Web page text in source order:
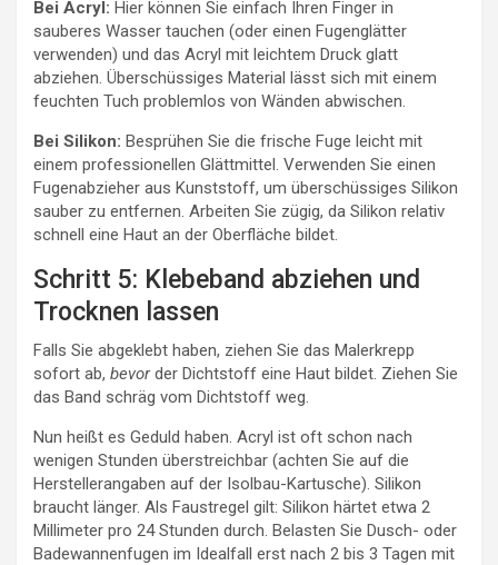
Bei Acryl: Hier können Sie einfach Ihren Finger in
sauberes Wasser tauchen (oder einen Fugenglätter
verwenden) und das Acryl mit leichtem Druck glatt
abziehen. Überschüssiges Material lässt sich mit einem
feuchten Tuch problemlos von Wänden abwischen.
Bei Silikon: Besprühen Sie die frische Fuge leicht mit
einem professionellen Glättmittel. Verwenden Sie einen
Fugenabzieher aus Kunststoff, um überschüssiges Silikon
sauber zu entfernen. Arbeiten Sie zügig, da Silikon relativ
schnell eine Haut an der Oberfläche bildet.
Schritt 5: Klebeband abziehen und
Trocknen lassen
Falls Sie abgeklebt haben, ziehen Sie das Malerkrepp
sofort ab, bevorder Dichtstoff eine Haut bildet. Ziehen Sie
das Band schräg vom Dichtstoff weg.
Nun heißt es Geduld haben. Acryl ist oft schon nach
wenigen Stunden überstreichbar (achten Sie auf die
Herstellerangaben auf der Isolbau-Kartusche). Silikon
braucht länger. Als Faustregel gilt: Silikon härtet etwa 2
Millimeter pro 24 Stunden durch. Belasten Sie Dusch- oder
Badewannenfugen im Idealfall erst nach 2 bis 3 Tagen mit